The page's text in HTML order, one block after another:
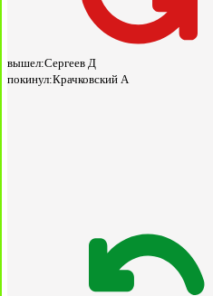
вышел:Сергеев Д
покинул:Крачковский А